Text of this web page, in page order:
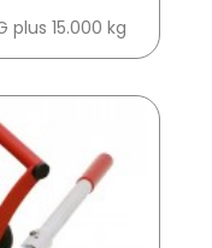
plus 15.000 kg